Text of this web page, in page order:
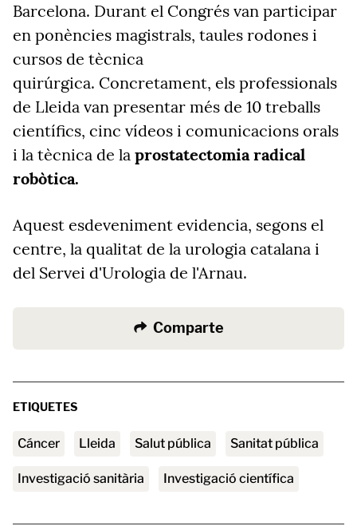
Barcelona. Durant el Congrés van participar
en ponències magistrals, taules rodones i
cursos de tècnica
quirúrgica. Concretament, els professionals
de Lleida van presentar més de 10 treballs
científics, cinc vídeos i comunicacions orals
i la tècnica de la prostatectomia radical
robòtica.
Aquest esdeveniment evidencia, segons el
centre, la qualitat de la urologia catalana i
del Servei d'Urologia de l'Arnau.
Comparte
ETIQUETES
Cáncer Lleida salut pública sanitat pública
investigació sanitària investigació científica